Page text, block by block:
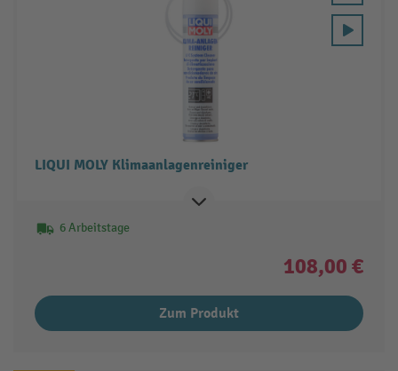
LIQUI MOLY Klimaanlagenreiniger
6 Arbeitstage
108,00 €
Zum Produkt